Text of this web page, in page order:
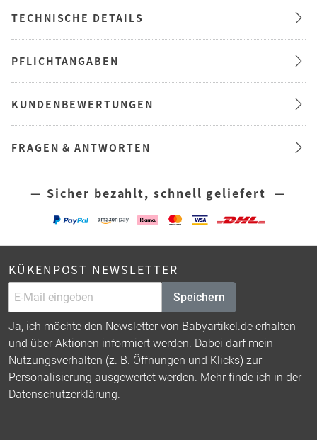
TECHNISCHE DETAILS
PFLICHTANGABEN
KUNDENBEWERTUNGEN
FRAGEN & ANTWORTEN
— Sicher bezahlt, schnell geliefert —
KÜKENPOST NEWSLETTER
Speichern
Ja, ich möchte den Newsletter von Babyartikel.de erhalten
und über Aktionen informiert werden. Dabei darf mein
Nutzungsverhalten (z. B. Öffnungen und Klicks) zur
Personalisierung ausgewertet werden. Mehr finde ich in der
Datenschutzerklärung.